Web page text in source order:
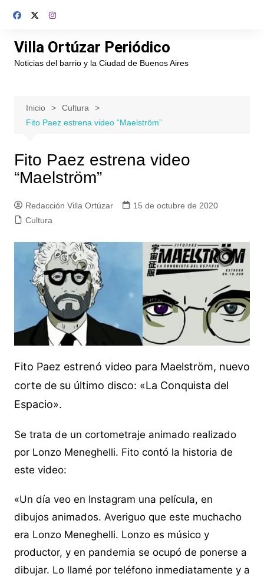
Villa Ortúzar Periódico
Noticias del barrio y la Ciudad de Buenos Aires
Inicio
Cultura
Fito Paez estrena video “Maelström”
Fito Paez estrena video
“Maelström”
Redacción Villa Ortúzar
15 de octubre de 2020
Cultura
Fito Paez estrenó video para Maelström, nuevo
corte de su último disco: «La Conquista del
Espacio».
Se trata de un cortometraje animado realizado
por Lonzo Meneghelli. Fito contó la historia de
este video:
«Un día veo en Instagram una película, en
dibujos animados. Averiguo que este muchacho
era Lonzo Meneghelli. Lonzo es músico y
productor, y en pandemia se ocupó de ponerse a
dibujar. Lo llamé por teléfono inmediatamente y a